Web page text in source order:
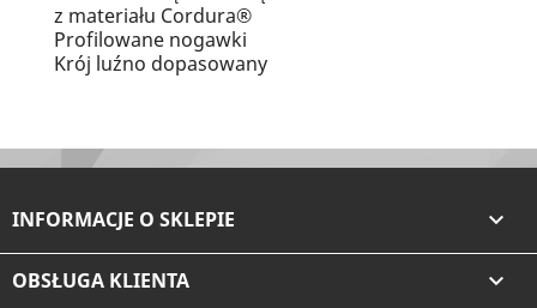
z materiału Cordura®
Profilowane nogawki
Krój luźno dopasowany
INFORMACJE O SKLEPIE 
OBSŁUGA KLIENTA 